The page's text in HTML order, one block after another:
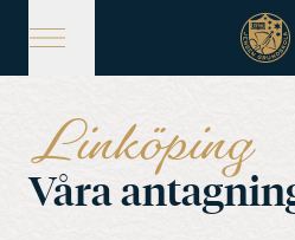
huvudinnehåll
Linköping
Våra